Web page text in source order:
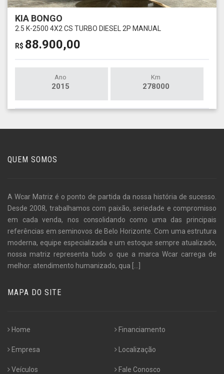
KIA BONGO
2.5 K-2500 4X2 CS TURBO DIESEL 2P MANUAL
R$ 88.900,00
Ano
2015
Km
278000
QUEM SOMOS
A Wcar Matriz é o ponto de partida da nossa história de sucesso.
Desde 2008, trabalhamos com paixão, seriedade e compromisso
em cada venda, nos consolidando como uma das principais
referências em seminovos de Belo Horizonte. Com uma estrutura
moderna, equipe especializada e um estoque sempre atualizado,
nossa matriz representa tudo o que a marca Wcar carrega de
melhor: atendimento humanizado, qua [...]
MAPA DO SITE
Home
Empresa
Veículos
Financiamento
Localização
Fale Conosco